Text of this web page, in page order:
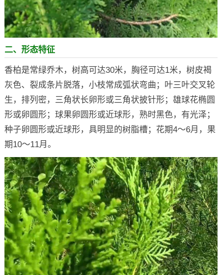
二、形态特征
香柏是常绿乔木，树高可达30米，胸径可达1米，树皮褐
灰色、裂成条片脱落，小枝常成弧状弯曲；叶三叶交叉轮
生，排列密，三角状长卵形或三角状披针形；雄球花椭圆
形或卵圆形；球果卵圆形或近球形，熟时黑色，有光泽；
种子卵圆形或近球形，具明显的树脂槽；花期4～6月，果
期10～11月。